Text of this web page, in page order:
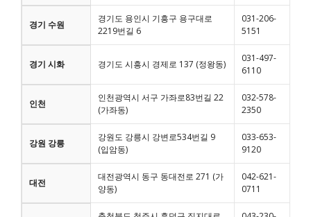
경기 수원
경기도 용인시 기흥구 용구대로
2219번길 6
031-206-
5151
경기 시화 경기도 시흥시 경제로 137 (정왕동)
031-497-
6110
인천
인천광역시 서구 가좌로83번길 22
(가좌동)
032-578-
2350
강원 강릉
강원도 강릉시 강변로534번길 9
(입암동)
033-653-
9120
대전
대전광역시 동구 동대전로 271 (가
양동)
042-621-
0711